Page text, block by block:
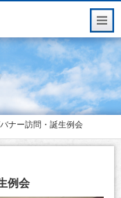
ナー訪問・誕生例会
例会